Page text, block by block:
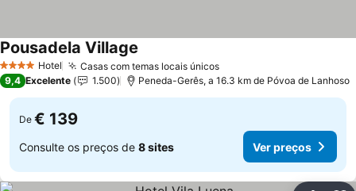
4 EstrelasHotel Casas com temas locais únicosVer preços
Pousadela Village
9,4 Excelente 1.500 Peneda-Gerês, a 16.3 km de Póvoa de Lanhoso
De € 139
Consulte os preços de 8 sites Ver preços